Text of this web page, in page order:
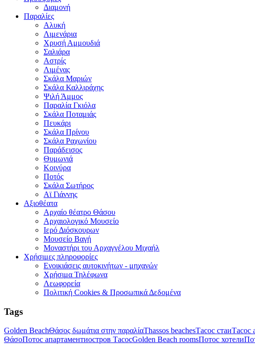
Διαμονή
Παραλίες
Αλυκή
Λιμενάρια
Χρυσή Αμμουδιά
Σαλιάρα
Αστρίς
Λιμένας
Σκάλα Μαριών
Σκάλα Καλλιράχης
Ψιλή Άμμος
Παραλία Γκιόλα
Σκάλα Ποταμιάς
Πευκάρι
Σκάλα Πρίνου
Σκάλα Ραχωνίου
Παράδεισος
Θυμωνιά
Κοινύρα
Ποτός
Σκάλα Σωτήρος
Αϊ Γιάννης
Αξιοθέατα
Αρχαίο θέατρο Θάσου
Αρχαιολογικό Μουσείο
Ιερό Διόσκουρων
Μουσείο Βαγή
Μοναστήρι του Αρχαγγέλου Μιχαήλ
Χρήσιμες πληροφορίες
Ενοικιάσεις αυτοκινήτων - μηχανών
Χρήσιμα Τηλέφωνα
Λεωφορεία
Πολιτική Cookies & Προσωπικά Δεδομένα
Tags
Golden BeachΘάσος δωμάτια στην παραλίαThassos beachesТасос стаиТасос
ΘάσοПотос апартаментиостров ТасосGolden Beach roomsПотос хотели